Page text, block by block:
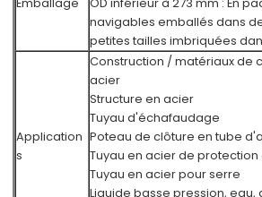
Emballage
OD inférieur à 273 mm : En
navigables emballés dans
petites tailles imbriquées
Application
s
Construction / matériaux de
acier
Structure en acier
Tuyau d'échafaudage
Poteau de clôture en tube
Tuyau en acier de
Tuyau en acier pour serre
Liquide basse pression, eau,